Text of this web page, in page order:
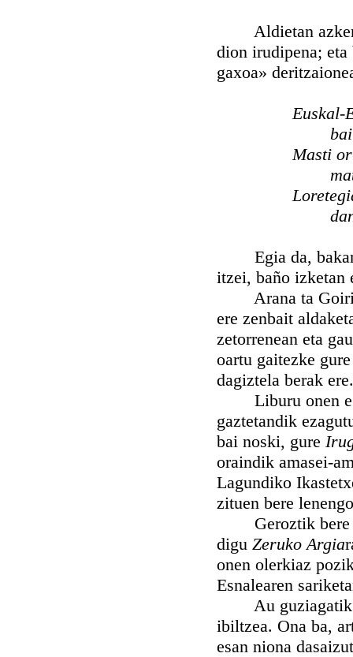
Aldietan
dion irudipena;
gaxoa»
Euskal-
Masti
Egia da,
itzei, baño izketan
Arana ta Goirik
ere zenbait
zetorrenean eta
oartu gaitezke
dagiztela berak ere.
Liburu onen
gaztetandik
bai noski, gure
oraindik amasei-
Lagundiko
zituen bere
Geroztik bere
digu Zeruko Argia
onen olerkiaz
Esnalearen
Au guziagatik
ibiltzea. Ona ba,
esan niona